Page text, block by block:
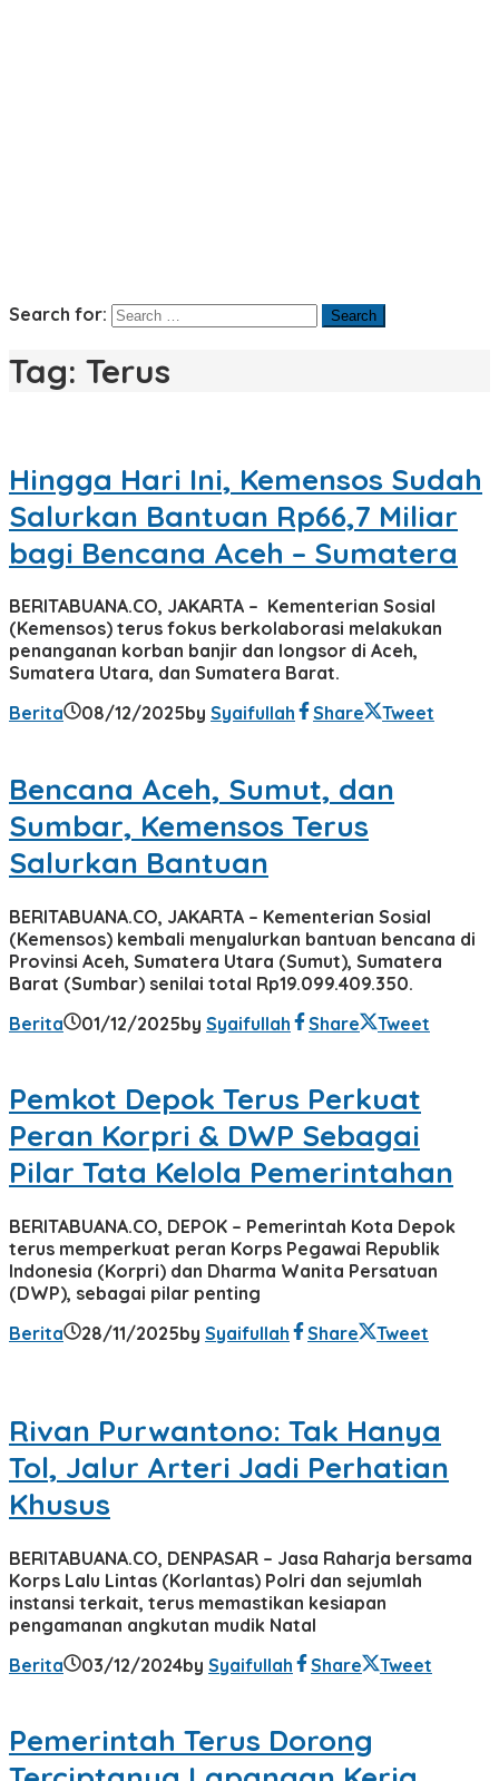
Search for:
Tag: Terus
Hingga Hari Ini, Kemensos Sudah
Salurkan Bantuan Rp66,7 Miliar
bagi Bencana Aceh – Sumatera
BERITABUANA.CO, JAKARTA – Kementerian Sosial
(Kemensos) terus fokus berkolaborasi melakukan
penanganan korban banjir dan longsor di Aceh,
Sumatera Utara, dan Sumatera Barat.
Berita
08/12/2025by Syaifullah Share Tweet
Bencana Aceh, Sumut, dan
Sumbar, Kemensos Terus
Salurkan Bantuan
BERITABUANA.CO, JAKARTA – Kementerian Sosial
(Kemensos) kembali menyalurkan bantuan bencana di
Provinsi Aceh, Sumatera Utara (Sumut), Sumatera
Barat (Sumbar) senilai total Rp19.099.409.350.
Berita
01/12/2025by Syaifullah Share Tweet
Pemkot Depok Terus Perkuat
Peran Korpri & DWP Sebagai
Pilar Tata Kelola Pemerintahan
BERITABUANA.CO, DEPOK – Pemerintah Kota Depok
terus memperkuat peran Korps Pegawai Republik
Indonesia (Korpri) dan Dharma Wanita Persatuan
(DWP), sebagai pilar penting
Berita
28/11/2025by Syaifullah Share Tweet
Rivan Purwantono: Tak Hanya
Tol, Jalur Arteri Jadi Perhatian
Khusus
BERITABUANA.CO, DENPASAR – Jasa Raharja bersama
Korps Lalu Lintas (Korlantas) Polri dan sejumlah
instansi terkait, terus memastikan kesiapan
pengamanan angkutan mudik Natal
Berita
03/12/2024by Syaifullah Share Tweet
Pemerintah Terus Dorong